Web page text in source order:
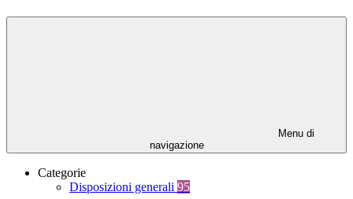
Menu di
navigazione
Categorie
Disposizioni generali 95